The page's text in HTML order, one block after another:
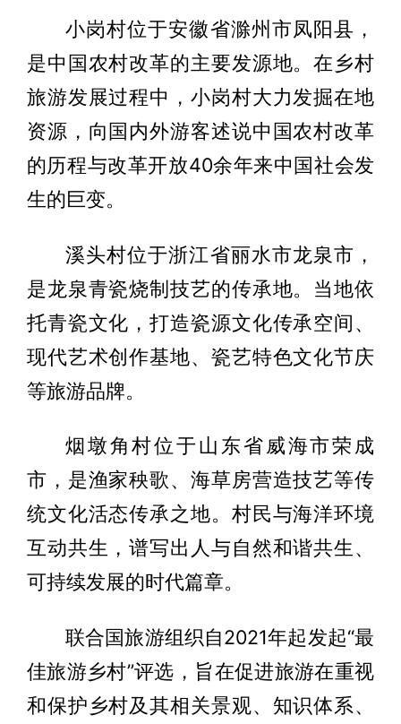
小岗村位于安徽省滁州市凤阳县，
是中国农村改革的主要发源地。在乡村
旅游发展过程中，小岗村大力发掘在地
资源，向国内外游客述说中国农村改革
的历程与改革开放40余年来中国社会发
生的巨变。
溪头村位于浙江省丽水市龙泉市，
是龙泉青瓷烧制技艺的传承地。当地依
托青瓷文化，打造瓷源文化传承空间、
现代艺术创作基地、瓷艺特色文化节庆
等旅游品牌。
烟墩角村位于山东省威海市荣成
市，是渔家秧歌、海草房营造技艺等传
统文化活态传承之地。村民与海洋环境
互动共生，谱写出人与自然和谐共生、
可持续发展的时代篇章。
联合国旅游组织自2021年起发起“最
佳旅游乡村”评选，旨在促进旅游在重视
和保护乡村及其相关景观、知识体系、